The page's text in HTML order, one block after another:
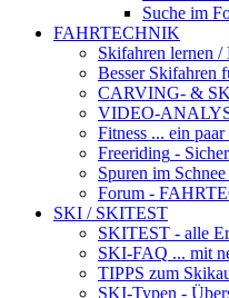
Suche im
FAHRTECHNIK
Skifahren lernen /
Besser Skifahren
CARVING- &
VIDEO-
Fitness ... ein
Freeriding -
Spuren im Schnee
Forum -
SKI / SKITEST
SKITEST - alle
SKI-FAQ ... mit
TIPPS zum
SKI-Typen -